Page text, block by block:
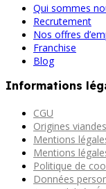
Qui sommes
Recrutement
Nos offres
Franchise
Blog
Informations
CGU
Origines viandes
Mentions
Mentions
Politique de
Données